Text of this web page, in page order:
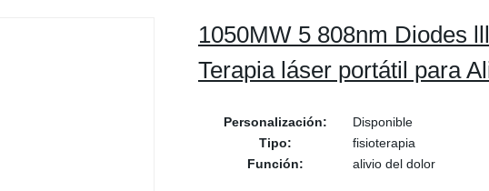
1050MW 5 808nm Diodes
Terapia láser portátil para
Personalización:
Disponible
Tipo:
fisioterapia
Función:
alivio del dolor